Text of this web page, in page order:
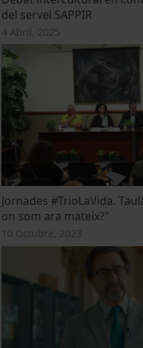
del servei SAPPIR
4 Abril, 2025
Jornades #TrioLaVida.
on som ara mateix?"
10 Octubre, 2023